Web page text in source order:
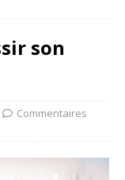
son
Commentaires